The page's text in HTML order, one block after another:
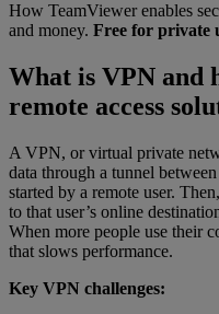
How TeamViewer enables
and money. Free for private
What is VPN and
remote access
A VPN, or virtual private
data through a tunnel
started by a remote user.
to that user’s online
When more people use their
that slows performance.
Key VPN challenges: